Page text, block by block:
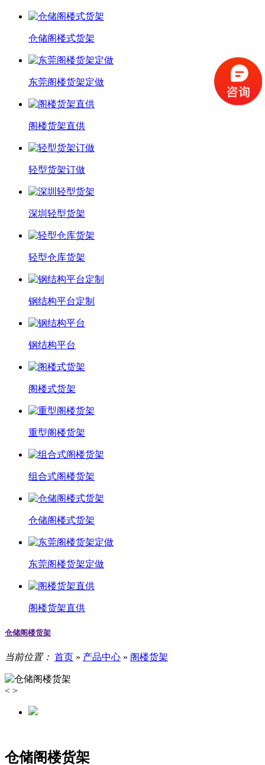
仓储阁楼式货架
东莞阁楼货架定做
阁楼货架直供
轻型货架订做
深圳轻型货架
轻型仓库货架
钢结构平台定制
钢结构平台
阁楼式货架
重型阁楼货架
组合式阁楼货架
仓储阁楼式货架
东莞阁楼货架定做
阁楼货架直供
仓储阁楼货架
当前位置： 首页 » 产品中心 » 阁楼货架
< >
仓储阁楼货架